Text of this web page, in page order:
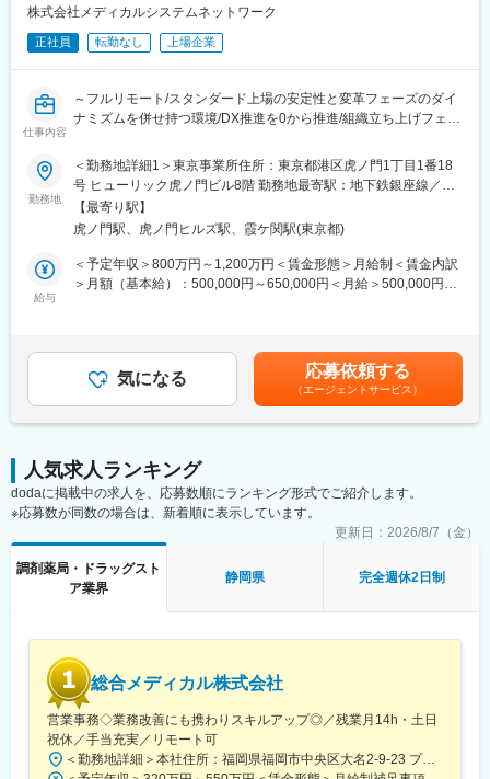
極めて頂くことも可能です。
■組織構成：
システム本部は59名で構成されており、年齢も20代～50代まで幅
■キャリアパス：
アップや、スペシャリストとして業務を極めていっていただくこ
とも可能です。
■魅力：
担する等、エンジニアの就業環境をサポートする体制が整ってい
ます。
業・給食事業・訪問介護事業等、地域の「医・食・住」のインフ
ラとして
地域住民の健康を支えるトータルサービス事業を展開していま
す。地域に根差した医療サービスの提供を目指し、医薬連携によ
医療・サービスの提供を行っております。
調剤薬局事業では全国472店舗を展開、医薬品ネットワーク加盟
件数は47都道府県で約11,678件（2025年11月末）を全国各地で
事業を展開しています。
■就業環境：
残業は月平均15時間程度なので、ワークライフバランスを重視す
も実現可能です。
産休・育休取得後の復帰率も約98％など、高い定着率が特徴で、
長期的な就業が可能です。
変更の範囲：会社の定める業務
株式会社メディカルシステムネットワーク
正社員 転勤なし 上場企業
仕事内容
～フルリモート/スタンダード上場の安定性と変革フェーズのダイ
ナミズムを併せ持つ環境/DX推進を0から推進/組織立ち上げフェー
■概要
メディカルシステムネットワークでは、顧客データ・顧客接点・
データ活用を統合する「共通基盤システム」を構築するため、開
発チームを新規に立ち上げました。
グループ内には多様な事業（薬局、物流、医薬品製造販売、薬局
DX）が存在していますが、それぞれの顧客データや接点が最適化
しきれていない課題があります。これらを統合し、ポータルサイ
ト、データ連携基盤、SFA/CRMを一気通貫で繋ぎ、単一のインタ
この巨大構想を、AWSを中心としたモダンなアーキテクチャで形
にし、技術選定から実装を泥臭く、かつ戦略的に主導いただける
テックリードを募集します。ゆくゆくは開発リーダー・開発部長
・AWSベースの新規システム、データ連携基盤の設計・構築
・Salesforceを軸とした顧客データ管理の設計・意思決定
・マイクロサービス/モジュラーモノリスなどのアーキテクチャ選
・ベンダーコントロール、開発プロセス（CI/CD, IaC）の改善
・バックエンド/フロントエンドの実装（自ら手を動かす実装含
Backend: Python
Frontend: React (SPA)
Infrastructure: AWS
Tools: Salesforce
Data：DWH/BI（Radshift/Quicksight)
勤務地
＜勤務地詳細1＞東京事業所住所：東京都港区虎ノ門1丁目1番18
号 ヒューリック虎ノ門ビル8階 勤務地最寄駅：地下鉄銀座線／虎
ノ門駅受動喫煙対策：屋内全面禁煙＜勤務地詳細2＞全国（ご自宅
からのフルリモート中心）住所：支社・支店／全国各地 受動喫煙
トワーク含む）
【最寄り駅】
虎ノ門駅、虎ノ門ヒルズ駅、霞ケ関駅(東京都)
給与
＜予定年収＞800万円～1,200万円＜賃金形態＞月給制＜賃金内訳
＞月額（基本給）：500,000円～650,000円＜月給＞500,000円～
し決定致します。※賞与：年2回支給（合計3か月分支給）賃金は
あくまでも目安の金額であり、選考を通じて上下する可能性があ
ります。月給(月額)は固定手当を含めた表記です。
気になる 応募依頼する
（エージェントサービス）
人気求人ランキング
dodaに掲載中の求人を、応募数順にランキング形式でご紹介します。
※応募数が同数の場合は、新着順に表示しています。
更新日： 2026/8/7（金）
調剤薬局・ドラッグスト
ア業界
静岡県 完全週休2日制
総合メディカル株式会社
営業事務◇業務改善にも携わりスキルアップ◎／残業月14h・土日
祝休／手当充実／リモート可
＜勤務地詳細＞本社住所：福岡県福岡市中央区大名2-9-23 プリオ福岡ビル勤務地最寄駅：地下鉄空港線／天神駅受動喫煙対策：屋内全面禁煙変更の範囲：会社の定める事業所